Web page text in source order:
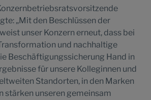
„Mit den Beschlüssen der
unser Konzern erneut, dass bei
und nachhaltige
Beschäftigungssicherung Hand in
für unsere Kolleginnen und
Standorten, in den Marken
stärken unseren gemeinsam